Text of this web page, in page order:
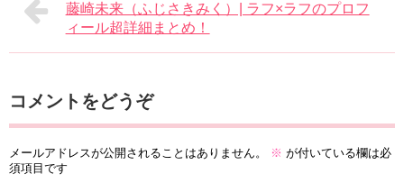
藤崎未来（ふじさきみく）| ラフ×ラフのプロフ
ィール超詳細まとめ！
コメントをどうぞ
メールアドレスが公開されることはありません。 ※ が付いている欄は必
須項目です